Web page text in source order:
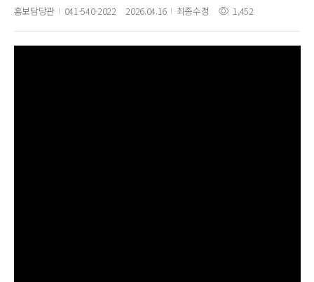
홍보담당관 041-540-2022 2026.04.16 최종수정 1,452